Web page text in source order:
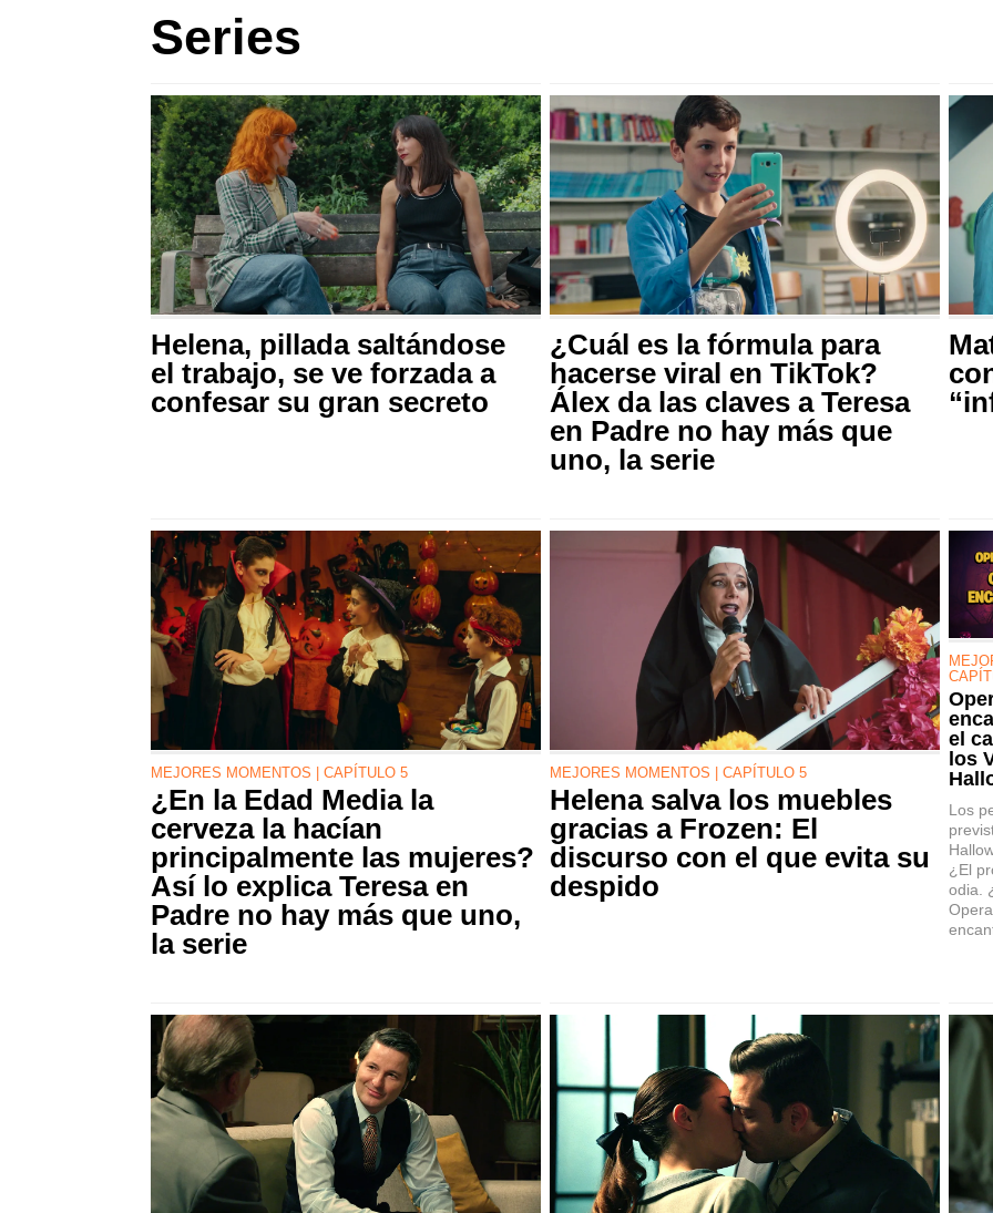
Series
Helena, pillada saltándose
el trabajo, se ve forzada a
confesar su gran secreto
¿Cuál es la fórmula para
hacerse viral en TikTok?
Álex da las claves a Teresa
en Padre no hay más que
uno, la serie
MEJORES MOMENTOS | CAPÍTULO 5
¿En la Edad Media la
cerveza la hacían
principalmente las mujeres?
Así lo explica Teresa en
Padre no hay más que uno,
la serie
MEJORES MOMENTOS | CAPÍTULO 5
Helena salva los muebles
gracias a Frozen: El
discurso con el que evita su
despido
el
los
Los
¿El
odia.